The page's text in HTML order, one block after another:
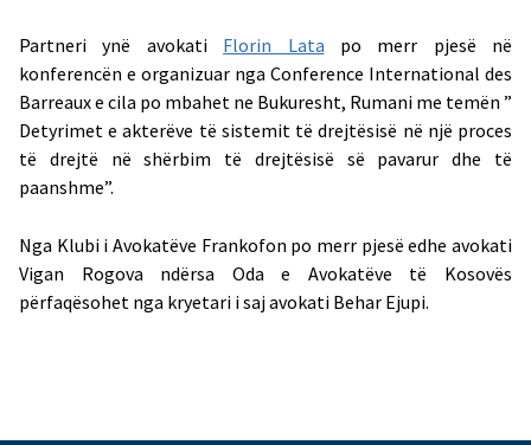
Partneri ynë avokati Florin Lata po merr pjesë në
konferencën e organizuar nga Conference International des
Barreaux e cila po mbahet ne Bukuresht, Rumani me temën ”
Detyrimet e akterëve të sistemit të drejtësisë në një proces
të drejtë në shërbim të drejtësisë së pavarur dhe të
paanshme”.
Nga Klubi i Avokatëve Frankofon po merr pjesë edhe avokati
Vigan Rogova ndërsa Oda e Avokatëve të Kosovës
përfaqësohet nga kryetari i saj avokati Behar Ejupi.